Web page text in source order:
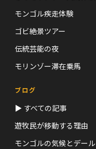
モンゴル疾走体験
ゴビ絶景ツアー
伝統芸能の夜
モリンゾー滞在乗馬
ブログ
▶ すべての記事
遊牧民が移動する理由
モンゴルの気候とデール